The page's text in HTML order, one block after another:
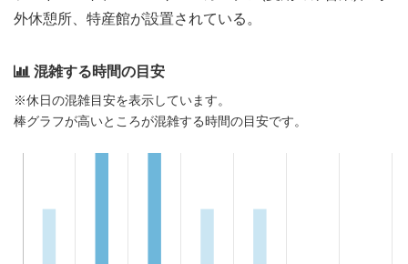
外休憩所、特産館が設置されている。
混雑する時間の目安
※休日の混雑目安を表示しています。
棒グラフが高いところが混雑する時間の目安です。